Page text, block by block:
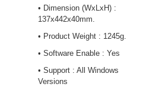
• Dimension (WxLxH) :
137x442x40mm.
• Product Weight : 1245g.
• Software Enable : Yes
• Support : All Windows
Versions